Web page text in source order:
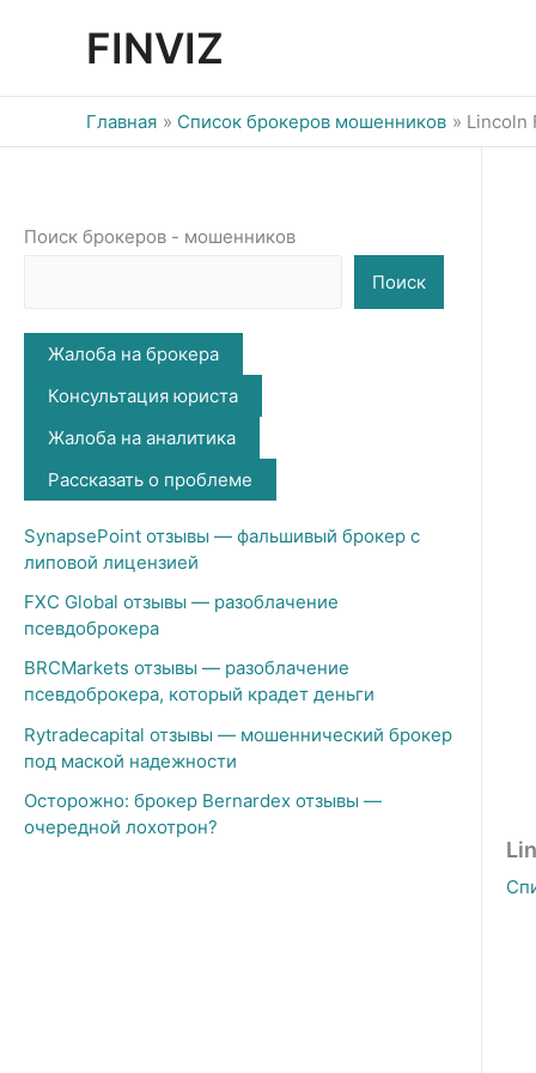
FINVIZ
Главная Список брокеров мошенников Lincoln
Поиск брокеров - мошенников
Поиск
Жалоба на брокера
Консультация юриста
Жалоба на аналитика
Рассказать о проблеме
SynapsePoint отзывы — фальшивый брокер с
липовой лицензией
FXC Global отзывы — разоблачение
псевдоброкера
BRCMarkets отзывы — разоблачение
псевдоброкера, который крадет деньги
Rytradecapital отзывы — мошеннический брокер
под маской надежности
Осторожно: брокер Bernardex отзывы —
очередной лохотрон?